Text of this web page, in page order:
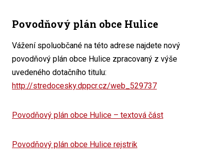
Povodňový plán obce Hulice
Vážení spoluobčané na této adrese najdete nový
povodňový plán obce Hulice zpracovaný z výše
uvedeného dotačního titulu:
http://stredocesky.dppcr.cz/web_529737
Povodňový plán obce Hulice – textová část
Povodňový plán obce Hulice rejstrik